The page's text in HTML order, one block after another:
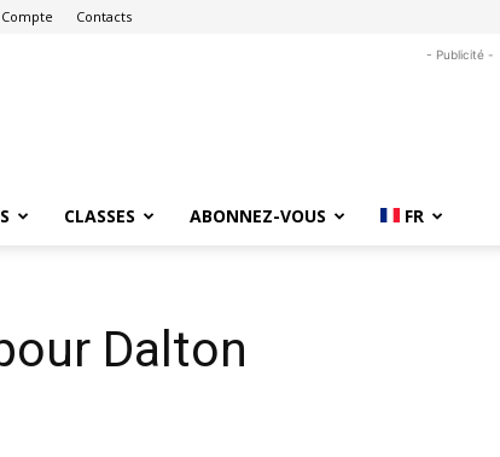
Contacts
- Publicité -
CLASSES ABONNEZ-VOUS FR
Dalton